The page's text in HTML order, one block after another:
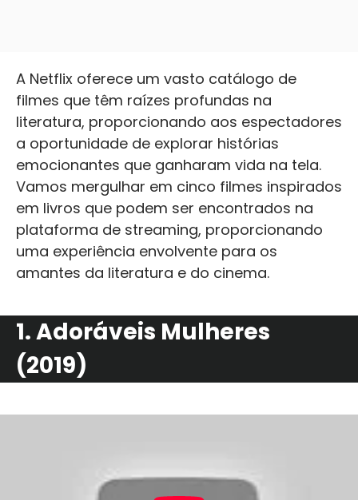
A Netflix oferece um vasto catálogo de
filmes que têm raízes profundas na
literatura, proporcionando aos espectadores
a oportunidade de explorar histórias
emocionantes que ganharam vida na tela.
Vamos mergulhar em cinco filmes inspirados
em livros que podem ser encontrados na
plataforma de streaming, proporcionando
uma experiência envolvente para os
amantes da literatura e do cinema.
1. Adoráveis Mulheres
(2019)